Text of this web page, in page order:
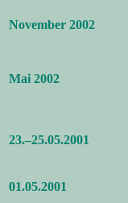
November 2002
Mai 2002
23.–25.05.2001
01.05.2001